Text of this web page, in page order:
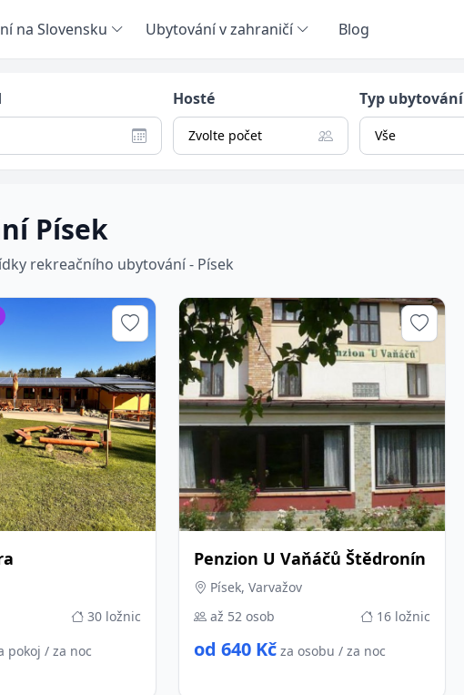
na Slovensku Ubytování v zahraničí Blog
Hosté
Zvolte počet
Typ ubytování
Vše
Písek
rekreačního ubytování - Písek
30 ložnic
pokoj / za noc
Penzion U Vaňáčů Štědronín
Písek, Varvažov
až 52 osob
16 ložnic
od 640 Kč za osobu / za noc